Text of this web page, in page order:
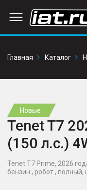
Главная
Каталог
Новые
Tenet T7
(150 л.с.)
Tenet T7 Prime, 2026
бензин , робот , полный,